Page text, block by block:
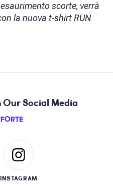
scorte, verrà
la nuova t-shirt RUN
Social Media
INSTAGRAM